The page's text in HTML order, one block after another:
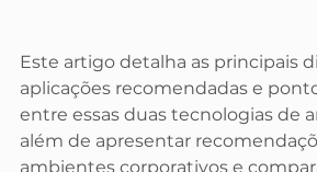
Este artigo detalha as principais
aplicações recomendadas e
entre essas duas tecnologias de
além de apresentar
ambientes corporativos e